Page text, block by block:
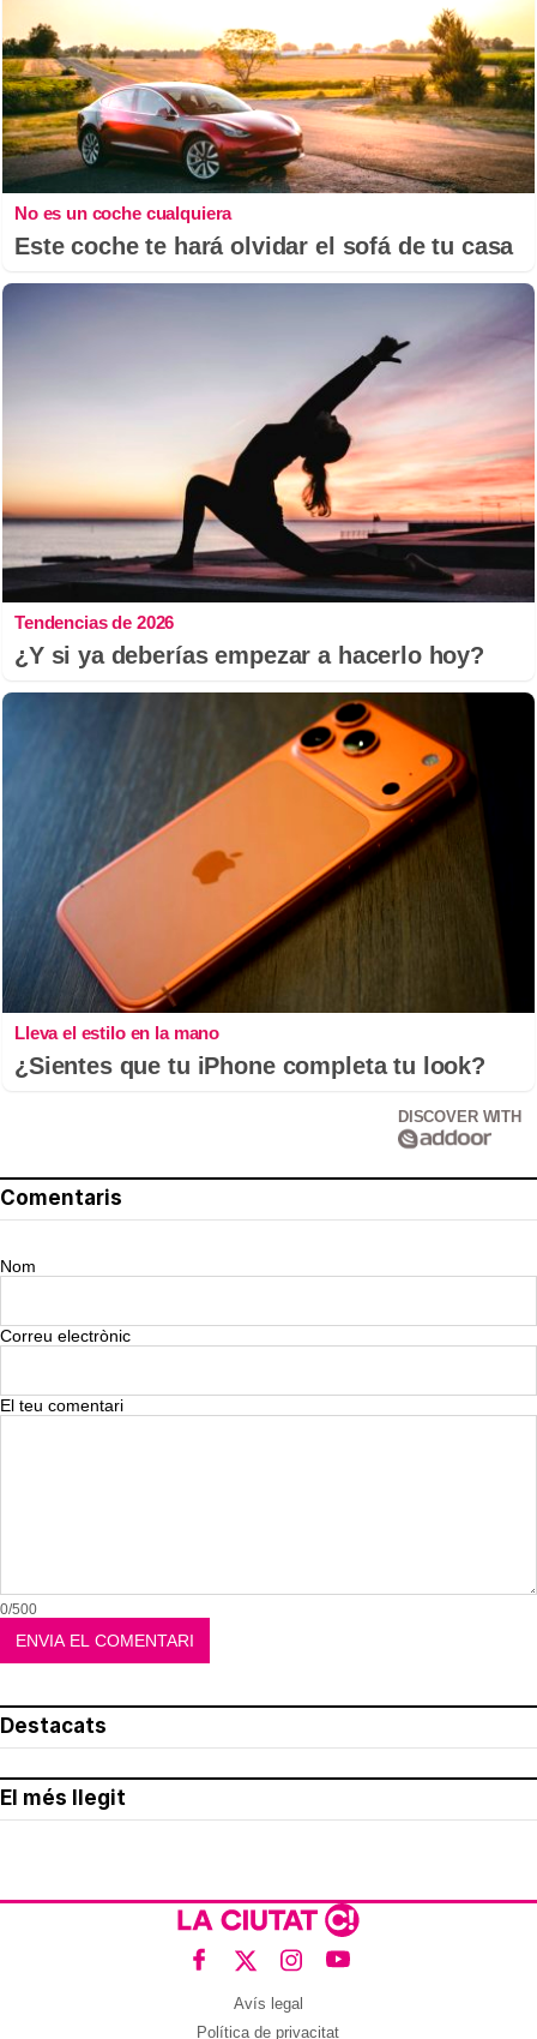
No es un coche cualquiera
Este coche te hará olvidar el sofá de tu casa
Tendencias de 2026
¿Y si ya deberías empezar a hacerlo hoy?
Lleva el estilo en la mano
¿Sientes que tu iPhone completa tu look?
DISCOVER WITH
Comentaris
Nom
Correu electrònic
El teu comentari
0/500
Destacats
El més llegit
Avís legal
Política de privacitat